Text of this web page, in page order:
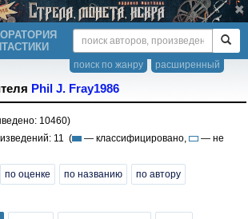
расширенный
поиск по жанру
Phil J. Fray1986
10460)
11 (
— классифицировано,
— не
по оценке по названию по автору